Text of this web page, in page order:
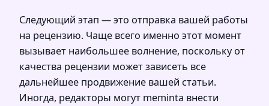
Следующий этап — это отправка вашей работы
на рецензию. Чаще всего именно этот момент
вызывает наибольшее волнение, поскольку от
качества рецензии может зависеть все
дальнейшее продвижение вашей статьи.
Иногда, редакторы могут meminta внести